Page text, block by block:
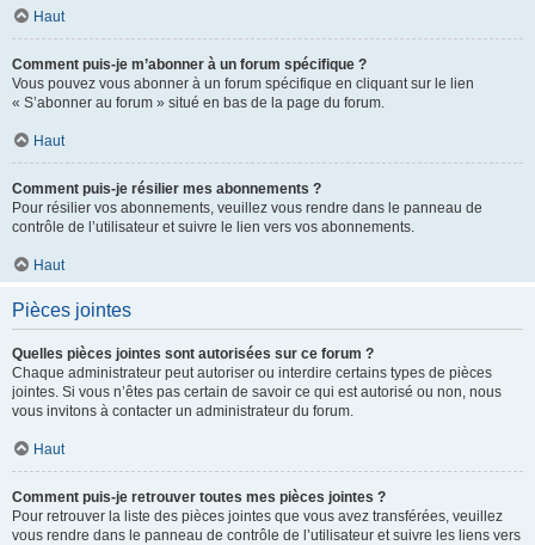
Haut
Comment puis-je m’abonner à un forum spécifique ?
Vous pouvez vous abonner à un forum spécifique en cliquant sur le lien
« S’abonner au forum » situé en bas de la page du forum.
Haut
Comment puis-je résilier mes abonnements ?
Pour résilier vos abonnements, veuillez vous rendre dans le panneau de
contrôle de l’utilisateur et suivre le lien vers vos abonnements.
Haut
Pièces jointes
Quelles pièces jointes sont autorisées sur ce forum ?
Chaque administrateur peut autoriser ou interdire certains types de pièces
jointes. Si vous n’êtes pas certain de savoir ce qui est autorisé ou non, nous
vous invitons à contacter un administrateur du forum.
Haut
Comment puis-je retrouver toutes mes pièces jointes ?
Pour retrouver la liste des pièces jointes que vous avez transférées, veuillez
vous rendre dans le panneau de contrôle de l’utilisateur et suivre les liens vers